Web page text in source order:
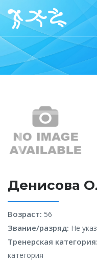
Денисова
Возраст: 56
Звание/разряд: Не
Тренерская категория:
категория